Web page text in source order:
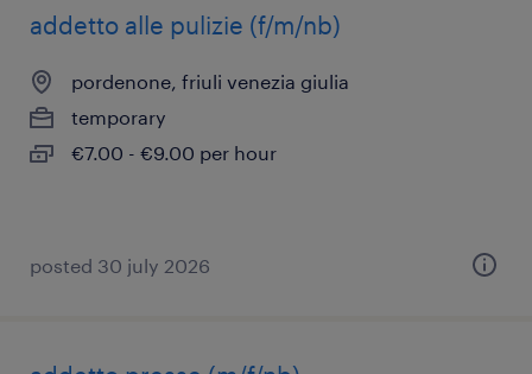
addetto alle pulizie (f/m/nb)
pordenone, friuli venezia giulia
temporary
€7.00 - €9.00 per hour
posted 30 july 2026